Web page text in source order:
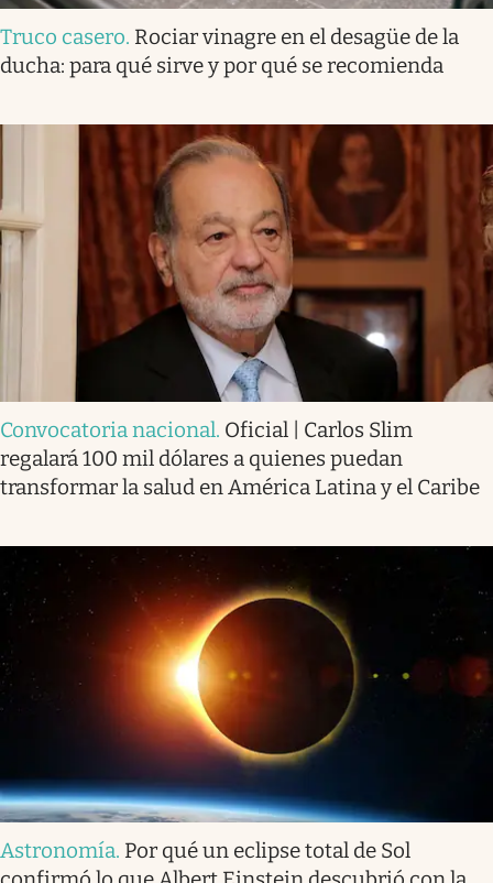
Truco casero. Rociar vinagre en el desagüe de la
ducha: para qué sirve y por qué se recomienda
Convocatoria nacional. Oficial | Carlos Slim
regalará 100 mil dólares a quienes puedan
transformar la salud en América Latina y el Caribe
Astronomía. Por qué un eclipse total de Sol